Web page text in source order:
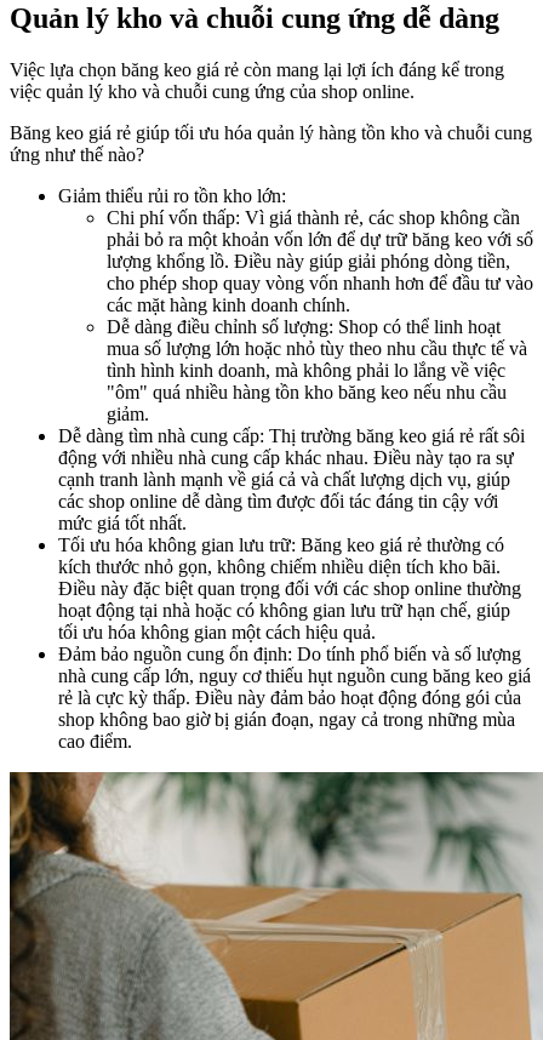
Quản lý kho và chuỗi cung ứng dễ dàng
Việc lựa chọn băng keo giá rẻ còn mang lại lợi ích đáng kể trong
việc quản lý kho và chuỗi cung ứng của shop online.
Băng keo giá rẻ giúp tối ưu hóa quản lý hàng tồn kho và chuỗi cung
ứng như thế nào?
Giảm thiểu rủi ro tồn kho lớn:
Chi phí vốn thấp: Vì giá thành rẻ, các shop không cần
phải bỏ ra một khoản vốn lớn để dự trữ băng keo với số
lượng khổng lồ. Điều này giúp giải phóng dòng tiền,
cho phép shop quay vòng vốn nhanh hơn để đầu tư vào
các mặt hàng kinh doanh chính.
Dễ dàng điều chỉnh số lượng: Shop có thể linh hoạt
mua số lượng lớn hoặc nhỏ tùy theo nhu cầu thực tế và
tình hình kinh doanh, mà không phải lo lắng về việc
"ôm" quá nhiều hàng tồn kho băng keo nếu nhu cầu
giảm.
Dễ dàng tìm nhà cung cấp: Thị trường băng keo giá rẻ rất sôi
động với nhiều nhà cung cấp khác nhau. Điều này tạo ra sự
cạnh tranh lành mạnh về giá cả và chất lượng dịch vụ, giúp
các shop online dễ dàng tìm được đối tác đáng tin cậy với
mức giá tốt nhất.
Tối ưu hóa không gian lưu trữ: Băng keo giá rẻ thường có
kích thước nhỏ gọn, không chiếm nhiều diện tích kho bãi.
Điều này đặc biệt quan trọng đối với các shop online thường
hoạt động tại nhà hoặc có không gian lưu trữ hạn chế, giúp
tối ưu hóa không gian một cách hiệu quả.
Đảm bảo nguồn cung ổn định: Do tính phổ biến và số lượng
nhà cung cấp lớn, nguy cơ thiếu hụt nguồn cung băng keo giá
rẻ là cực kỳ thấp. Điều này đảm bảo hoạt động đóng gói của
shop không bao giờ bị gián đoạn, ngay cả trong những mùa
cao điểm.